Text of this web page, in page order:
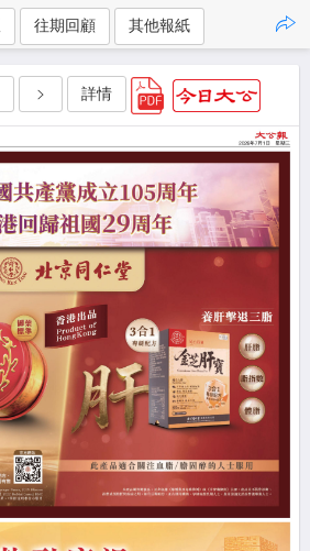
往期回顧 其他報紙
詳情